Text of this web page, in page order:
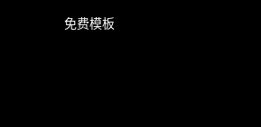
免费模板